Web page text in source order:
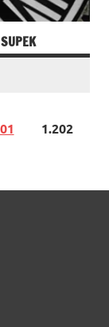
1.202